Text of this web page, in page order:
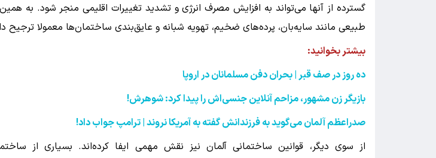
گسترده از آنها می‌تواند به افزایش مصرف انرژی و تشدید تغییرات اقلیمی منجر شود. به همین
طبیعی مانند سایه‌بان، پرده‌های ضخیم، تهویه شبانه و عایق‌بندی ساختمان‌ها معمولا ترجیح
بیشتر بخوانید:
ده روز در صف قبر | بحران دفن مسلمانان در اروپا
بازیگر زن مشهور، مزاحم آنلاین جنسی‌اش را پیدا کرد: شوهرش!
صدراعظم آلمان می‌گوید به فرزندانش گفته به آمریکا نروند | ترامپ جواب داد!
از سوی دیگر، قوانین ساختمانی آلمان نیز نقش مهمی ایفا کرده‌اند. بسیاری از